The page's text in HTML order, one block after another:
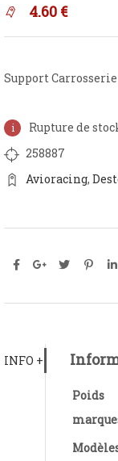
4.60 €
Support
Rupture de
258887
Avioracing,
INFO +
Poids